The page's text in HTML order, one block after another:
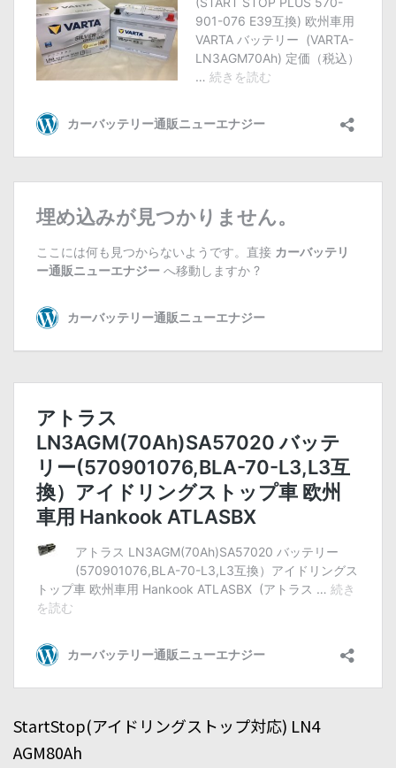
StartStop(アイドリングストップ対応) LN4
AGM80Ah